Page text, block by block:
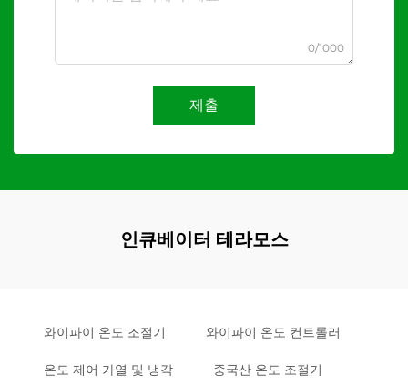
0/1000
제출
인큐베이터 테라모스
와이파이 온도 조절기 와이파이 온도 컨트롤러
온도 제어 가열 및 냉각 중국산 온도 조절기